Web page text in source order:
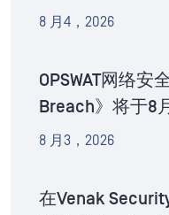
8 月4，2026
OPSWAT网络安
Breach》将于8
8 月3，2026
在Venak